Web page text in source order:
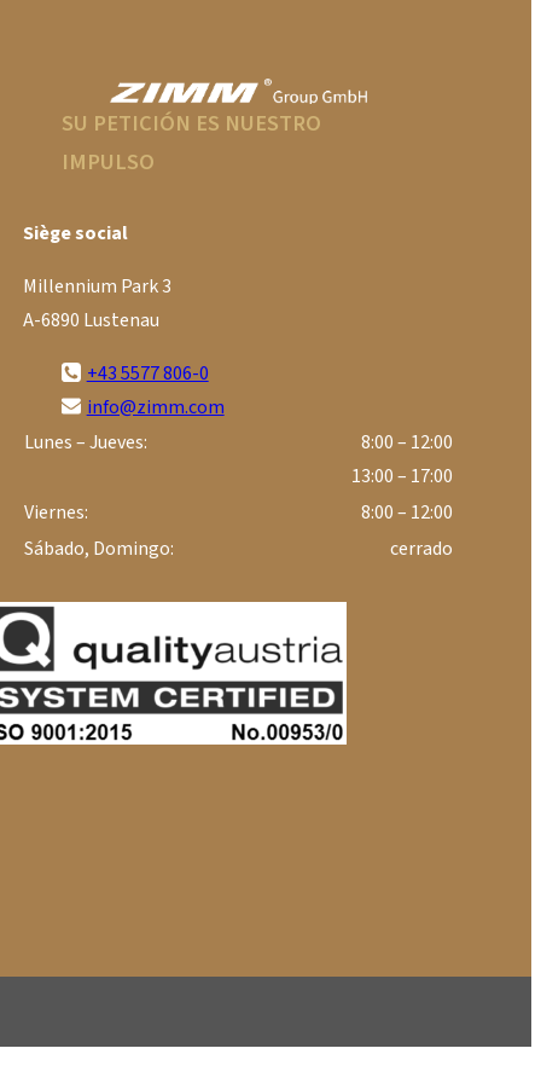
SU PETICIÓN ES NUESTRO
IMPULSO
Siège social
Millennium Park 3
A-6890 Lustenau
+43 5577 806-0
info@zimm.com
Lunes – Jueves:
8:00 – 12:00
13:00 – 17:00
Viernes:
8:00 – 12:00
Sábado, Domingo:
cerrado